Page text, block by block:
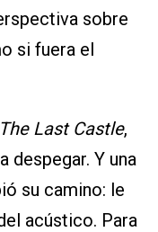
sobre
si fuera el
The Last Castle,
despegar. Y una
su camino: le
acústico. Para